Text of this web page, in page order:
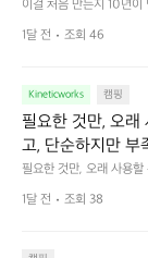
어지는 물건에는
묘한 밸런스가 존
느라 책상 위 가
는 균형감에서 출
저히 집착했습니
해치치 않는 선에
이 디자인과 사용
해 보시기를 바랍니
이걸 처음 만든지 10년이
다.  일상에서 늘 지니고
사이의 아주 미묘한 밸런
철저히 집착했습니다.
서, 가장 가볍고 얇게 설
만져보며 경험해 보시기
1달 전 조회 46
Kineticworks 캠핑
필요한 것만, 오래
고, 단순하지만 부
어의 경계를 자연
GEAR. 키네틱웍
필요한 것만, 오래 사용할
지 않은 디자인. 일상과
OUNTAIN GEAR. 키네틱
1달 전 조회 38